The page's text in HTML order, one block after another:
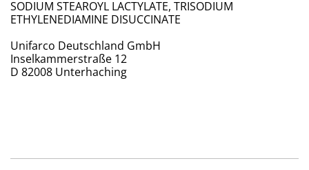
SODIUM STEAROYL LACTYLATE, TRISODIUM
ETHYLENEDIAMINE DISUCCINATE
Unifarco Deutschland GmbH
Inselkammerstraße 12
D 82008 Unterhaching